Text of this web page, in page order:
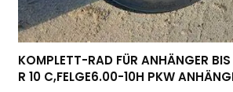
KOMPLETT-RAD FÜR ANHÄNGER
R 10 C,FELGE6.00-10H PKW